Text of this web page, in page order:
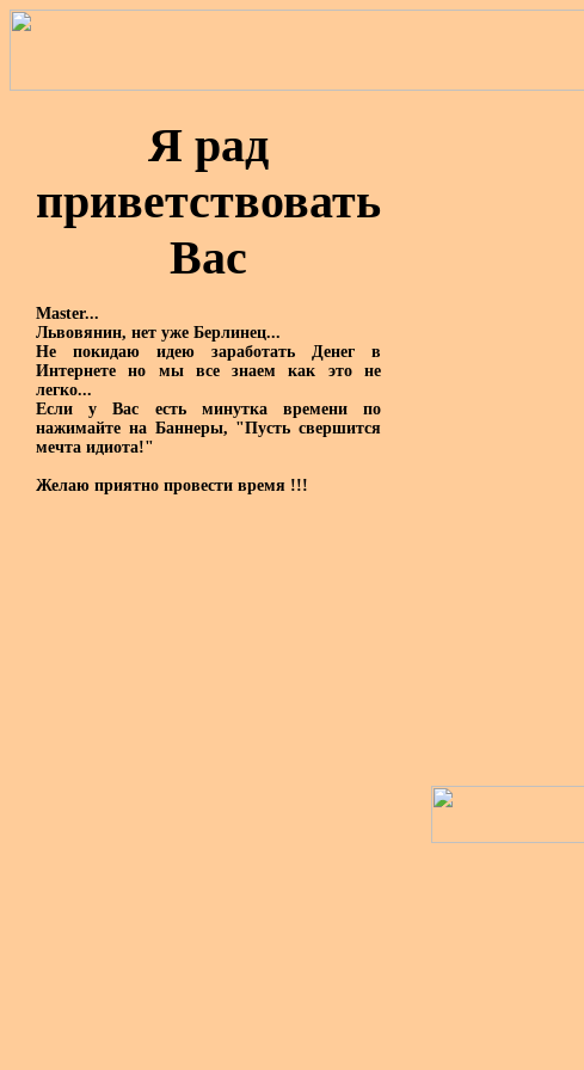
Я рад
приветствовать
Вас
Master...
Львовянин, нет уже Берлинец...
Не покидаю идею заработать Денег в
Интернете но мы все знаем как это не
легко...
Если у Вас есть минутка времени по
нажимайте на Баннеры, "Пусть свершится
мечта идиота!"
Желаю приятно провести время !!!